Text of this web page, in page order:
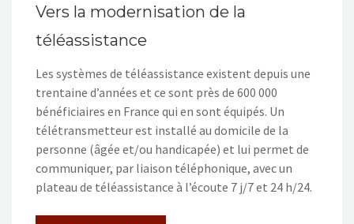
Vers la modernisation de la
téléassistance
Les systèmes de téléassistance existent depuis une
trentaine d’années et ce sont près de 600 000
bénéficiaires en France qui en sont équipés. Un
télétransmetteur est installé au domicile de la
personne (âgée et/ou handicapée) et lui permet de
communiquer, par liaison téléphonique, avec un
plateau de téléassistance à l’écoute 7 j/7 et 24 h/24.